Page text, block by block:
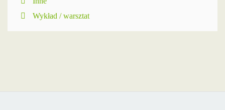
Wykład / warsztat